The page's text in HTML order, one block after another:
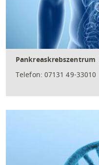
Pankreaskrebszentrum
Telefon: 07131 49-33010